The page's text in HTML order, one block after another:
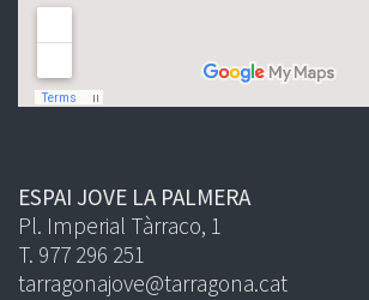
ESPAI JOVE LA PALMERA
Pl. Imperial Tàrraco, 1
T. 977 296 251
tarragonajove@tarragona.cat